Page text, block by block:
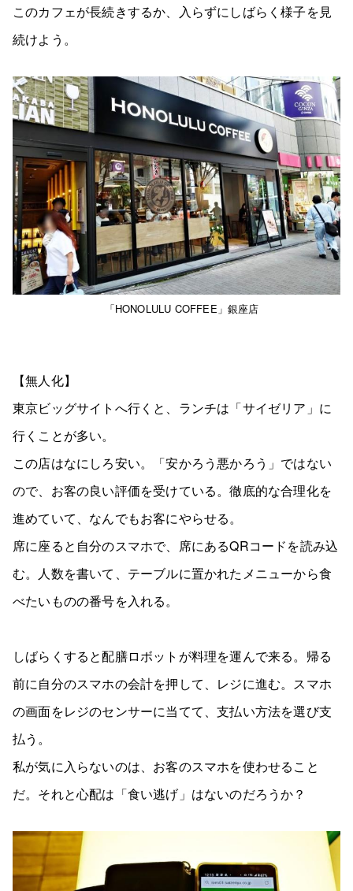
このカフェが長続きするか、入らずにしばらく様子を見
続けよう。
「HONOLULU COFFEE」銀座店
【無人化】
東京ビッグサイトへ行くと、ランチは「サイゼリア」に
行くことが多い。
この店はなにしろ安い。「安かろう悪かろう」ではない
ので、お客の良い評価を受けている。徹底的な合理化を
進めていて、なんでもお客にやらせる。
席に座ると自分のスマホで、席にあるQRコードを読み込
む。人数を書いて、テーブルに置かれたメニューから食
べたいものの番号を入れる。
しばらくすると配膳ロボットが料理を運んで来る。帰る
前に自分のスマホの会計を押して、レジに進む。スマホ
の画面をレジのセンサーに当てて、支払い方法を選び支
払う。
私が気に入らないのは、お客のスマホを使わせること
だ。それと心配は「食い逃げ」はないのだろうか？